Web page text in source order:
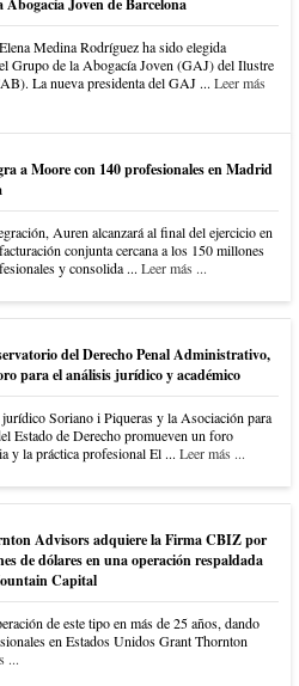
Medina Rodríguez ha sido elegida
Grupo de la Abogacía Joven (GAJ) del Ilustre
La nueva presidenta del GAJ ... Leer más
a Moore con 140 profesionales en Madrid
Auren alcanzará al final del ejercicio en
conjunta cercana a los 150 millones
y consolida ... Leer más ...
del Derecho Penal Administrativo,
para el análisis jurídico y académico
jurídico Soriano i Piqueras y la Asociación para
Estado de Derecho promueven un foro
y la práctica profesional El ... Leer más ...
Advisors adquiere la Firma CBIZ por
de dólares en una operación respaldada
Capital
de este tipo en más de 25 años, dando
en Estados Unidos Grant Thornton
...